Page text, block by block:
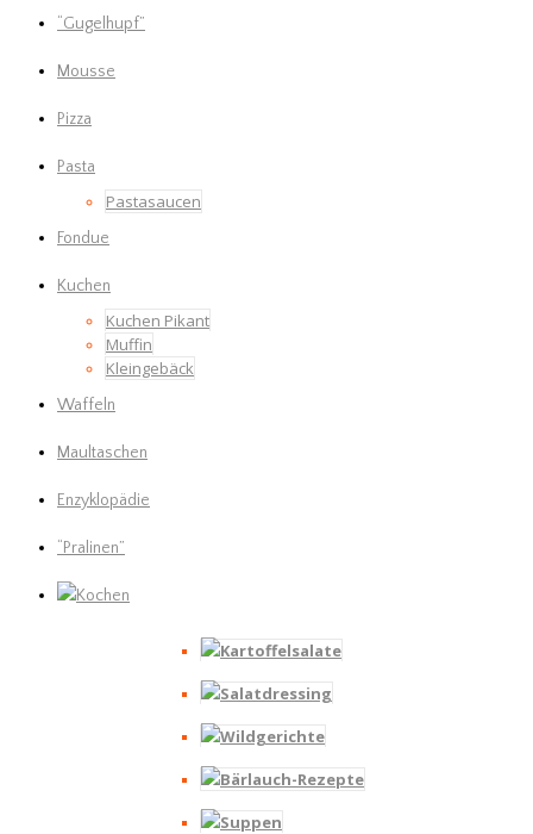
“Gugelhupf”
Mousse
Pizza
Pasta
Pastasaucen
Fondue
Kuchen
Kuchen Pikant
Muffin
Kleingebäck
Waffeln
Maultaschen
Enzyklopädie
“Pralinen”
Kochen
Kartoffelsalate
Salatdressing
Wildgerichte
Bärlauch-Rezepte
Suppen